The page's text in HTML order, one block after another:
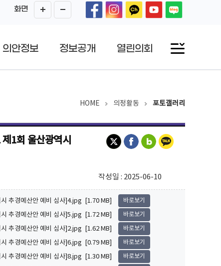
화면
의안정보 정보공개 열린의회
HOME 의정활동 포토갤러리
1회 울산광역시
작성일 : 2025-06-10
추경예산안 예비 심사]4.jpg [1.70 MB] 바로보기
추경예산안 예비 심사]5.jpg [1.72 MB] 바로보기
추경예산안 예비 심사]2.jpg [1.62 MB] 바로보기
추경예산안 예비 심사]6.jpg [0.79 MB] 바로보기
추경예산안 예비 심사]8.jpg [1.30 MB] 바로보기